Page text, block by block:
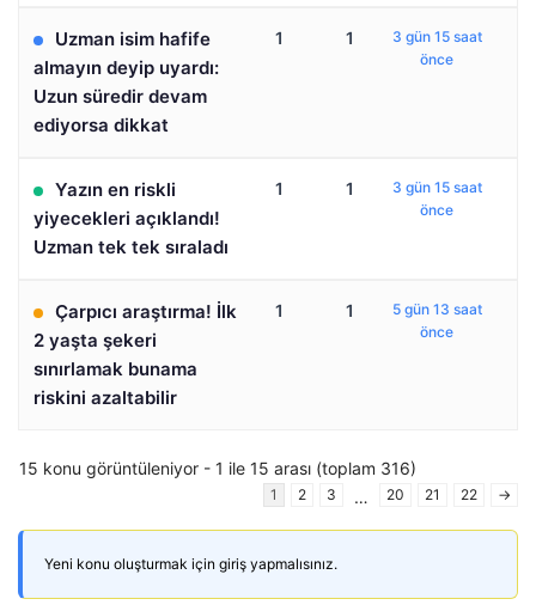
Uzman isim hafife
almayın deyip uyardı:
Uzun süredir devam
ediyorsa dikkat
1 1
3 gün 15 saat
önce
Yazın en riskli
yiyecekleri açıklandı!
Uzman tek tek sıraladı
1 1
3 gün 15 saat
önce
Çarpıcı araştırma! İlk
2 yaşta şekeri
sınırlamak bunama
riskini azaltabilir
1 1
5 gün 13 saat
önce
15 konu görüntüleniyor - 1 ile 15 arası (toplam 316)
1 2 3 … 20 21 22 →
Yeni konu oluşturmak için giriş yapmalısınız.